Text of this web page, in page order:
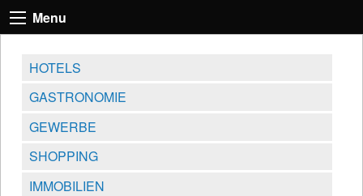
Menu
HOTELS
GASTRONOMIE
GEWERBE
SHOPPING
IMMOBILIEN